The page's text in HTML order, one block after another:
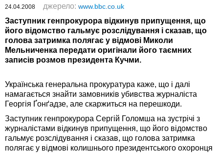
24.04.2008 джерело: www.bbc.co.uk
Заступник генпрокурора відкинув припущення, що
його відомство гальмує розслідування і сказав, що
голова затримка полягає у відмові Миколи
Мельниченка передати оригінали його таємних
записів розмов президента Кучми.
Українська генеральна прокуратура каже, що і далі
намагається знайти замовників убивства журналіста
Георгія Ґонґадзе, але скаржиться на перешкоди.
Заступник генпрокурора Сергій Голомша на зустрічі з
журналістами відкинув припущення, що його відомство
гальмує розслідування і сказав, що голова затримка
полягає у відмові колишнього президентського охоронця